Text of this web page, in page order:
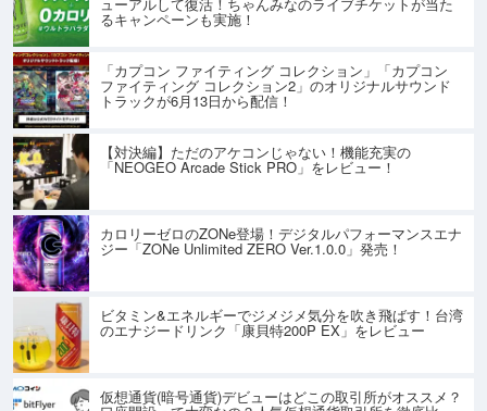
るキャンペーンも実施！
「カプコン ファイティング コレクション」「カプコン
ファイティング コレクション2」のオリジナルサウンド
トラックが6月13日から配信！
【対決編】ただのアケコンじゃない！機能充実の
「NEOGEO Arcade Stick PRO」をレビュー！
カロリーゼロのZONe登場！デジタルパフォーマンスエナ
ジー「ZONe Unlimited ZERO Ver.1.0.0」発売！
ビタミン&エネルギーでジメジメ気分を吹き飛ばす！台湾
のエナジードリンク「康貝特200P EX」をレビュー
仮想通貨(暗号通貨)デビューはどこの取引所がオススメ？